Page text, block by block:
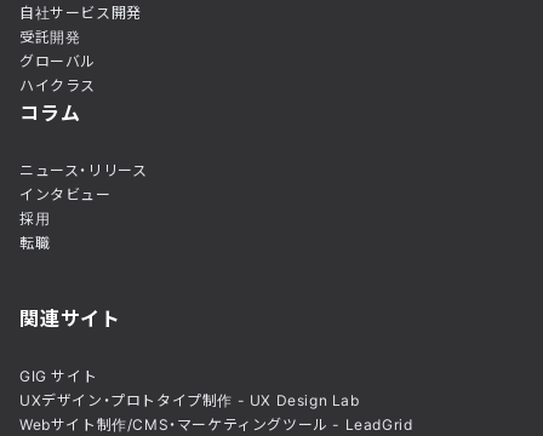
自社サービス開発
受託開発
グローバル
ハイクラス
コラム
ニュース・リリース
インタビュー
採用
転職
関連サイト
GIG サイト
UXデザイン・プロトタイプ制作 - UX Design Lab
Webサイト制作/CMS・マーケティングツール - LeadGrid